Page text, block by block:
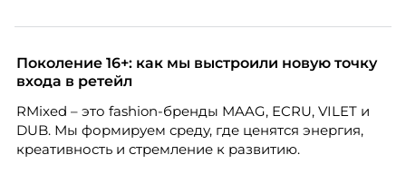
Поколение 16+: как мы выстроили новую точку
входа в ретейл
RMixed – это fashion-бренды MAAG, ECRU, VILET и
DUB. Мы формируем среду, где ценятся энергия,
креативность и стремление к развитию.